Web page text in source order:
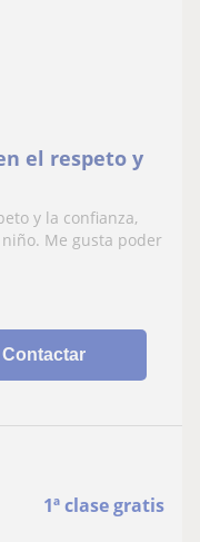
el respeto y
y la confianza,
Me gusta poder
Contactar
1ª clase gratis